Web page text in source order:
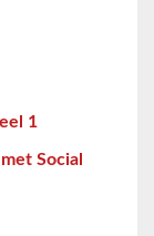
1
Social